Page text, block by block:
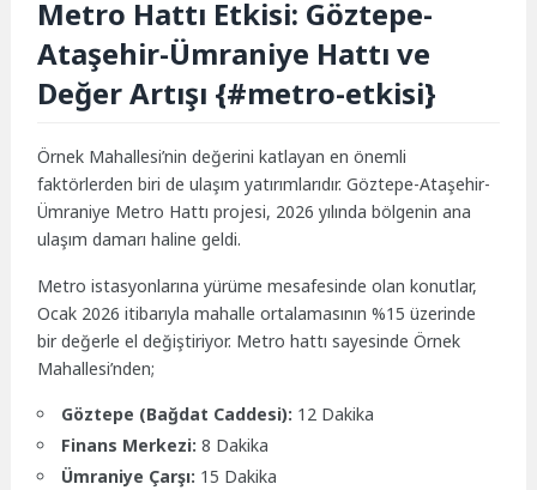
Metro Hattı Etkisi: Göztepe-
Ataşehir-Ümraniye Hattı ve
Değer Artışı {#metro-etkisi}
Örnek Mahallesi’nin değerini katlayan en önemli
faktörlerden biri de ulaşım yatırımlarıdır. Göztepe-Ataşehir-
Ümraniye Metro Hattı projesi, 2026 yılında bölgenin ana
ulaşım damarı haline geldi.
Metro istasyonlarına yürüme mesafesinde olan konutlar,
Ocak 2026 itibarıyla mahalle ortalamasının %15 üzerinde
bir değerle el değiştiriyor. Metro hattı sayesinde Örnek
Mahallesi’nden;
Göztepe (Bağdat Caddesi): 12 Dakika
Finans Merkezi: 8 Dakika
Ümraniye Çarşı: 15 Dakika